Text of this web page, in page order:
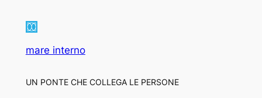
mare interno
UN PONTE CHE COLLEGA LE PERSONE